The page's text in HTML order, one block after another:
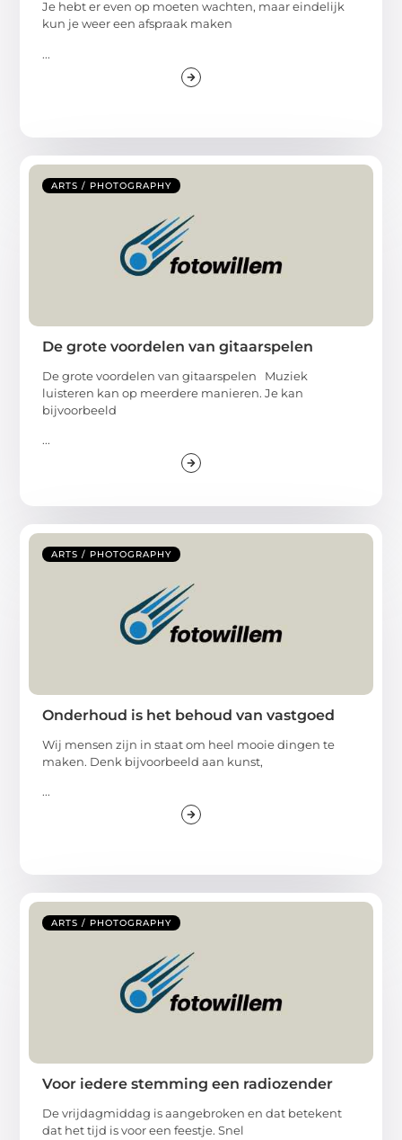
Je hebt er even op moeten wachten, maar eindelijk
kun je weer een afspraak maken
...
ARTS / PHOTOGRAPHY
De grote voordelen van gitaarspelen
De grote voordelen van gitaarspelen Muziek
luisteren kan op meerdere manieren. Je kan
bijvoorbeeld
...
ARTS / PHOTOGRAPHY
Onderhoud is het behoud van vastgoed
Wij mensen zijn in staat om heel mooie dingen te
maken. Denk bijvoorbeeld aan kunst,
...
ARTS / PHOTOGRAPHY
Voor iedere stemming een radiozender
De vrijdagmiddag is aangebroken en dat betekent
dat het tijd is voor een feestje. Snel